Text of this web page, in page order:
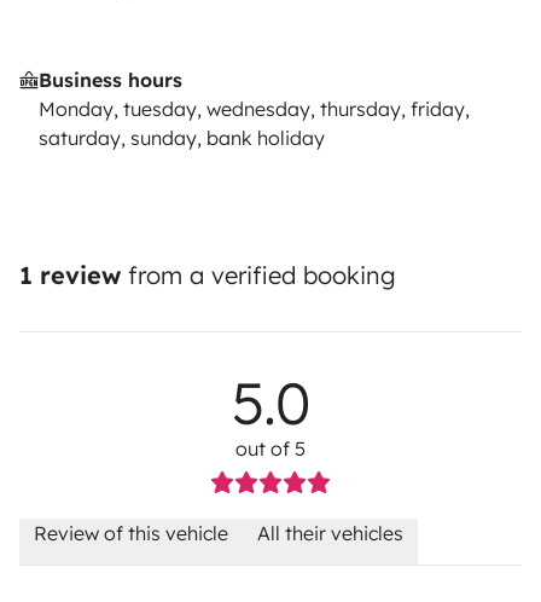
Business hours
Monday, tuesday, wednesday, thursday, friday,
saturday, sunday, bank holiday
1 review from a verified booking
5.0
out of 5
Review of this vehicle All their vehicles